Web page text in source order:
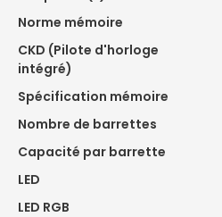
Norme mémoire
CKD (Pilote d'horloge
intégré)
Spécification mémoire
Nombre de barrettes
Capacité par barrette
LED
LED RGB